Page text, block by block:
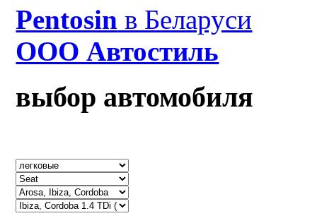
Рentosin в Беларуси
ООО Автостиль
выбор автомобиля